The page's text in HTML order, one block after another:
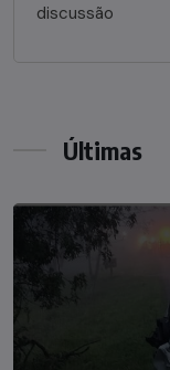
discussão
Últimas